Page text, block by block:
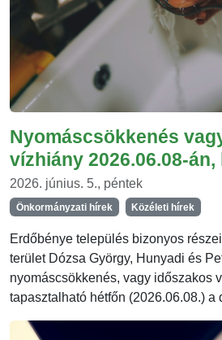
Nyomáscsökkenés
vízhiány 2026.06.08-
2026. június. 5., péntek
Önkormányzati hírek Közéleti hírek
Erdőbénye település bizonyos
terület Dózsa György, Hunyadi és
nyomáscsökkenés, vagy időszakos
tapasztalható hétfőn (2026.06.08.) a